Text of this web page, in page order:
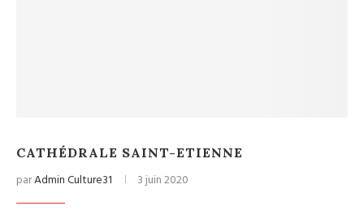
CATHÉDRALE SAINT-ETIENNE
parAdmin Culture31 3 juin 2020